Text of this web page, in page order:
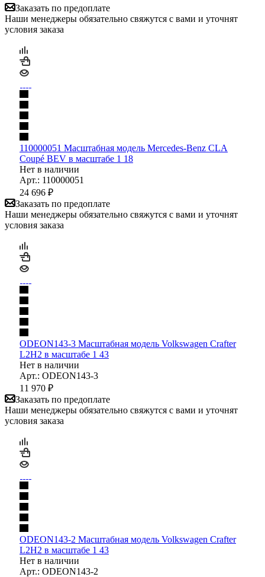
Заказать по предоплате
Наши менеджеры обязательно свяжутся с вами и уточнят
условия заказа
110000051 Масштабная модель Mercedes-Benz CLA
Coupé BEV в масштабе 1 18
Нет в наличии
Арт.: 110000051
24 696 ₽
Заказать по предоплате
Наши менеджеры обязательно свяжутся с вами и уточнят
условия заказа
ODEON143-3 Масштабная модель Volkswagen Crafter
L2H2 в масштабе 1 43
Нет в наличии
Арт.: ODEON143-3
11 970 ₽
Заказать по предоплате
Наши менеджеры обязательно свяжутся с вами и уточнят
условия заказа
ODEON143-2 Масштабная модель Volkswagen Crafter
L2H2 в масштабе 1 43
Нет в наличии
Арт.: ODEON143-2